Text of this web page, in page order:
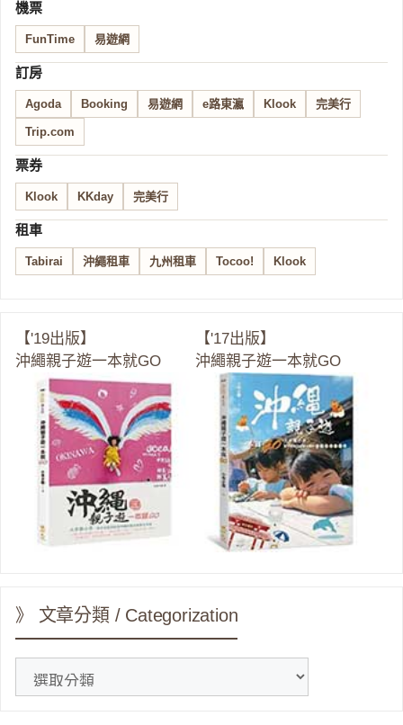
機票
FunTime 易遊網
訂房
Agoda Booking 易遊網 e路東瀛 Klook 完美行
Trip.com
票券
Klook KKday 完美行
租車
Tabirai 沖繩租車 九州租車 Tocoo! Klook
【'19出版】
沖繩親子遊一本就GO
【'17出版】
沖繩親子遊一本就GO
》 文章分類 / Categorization